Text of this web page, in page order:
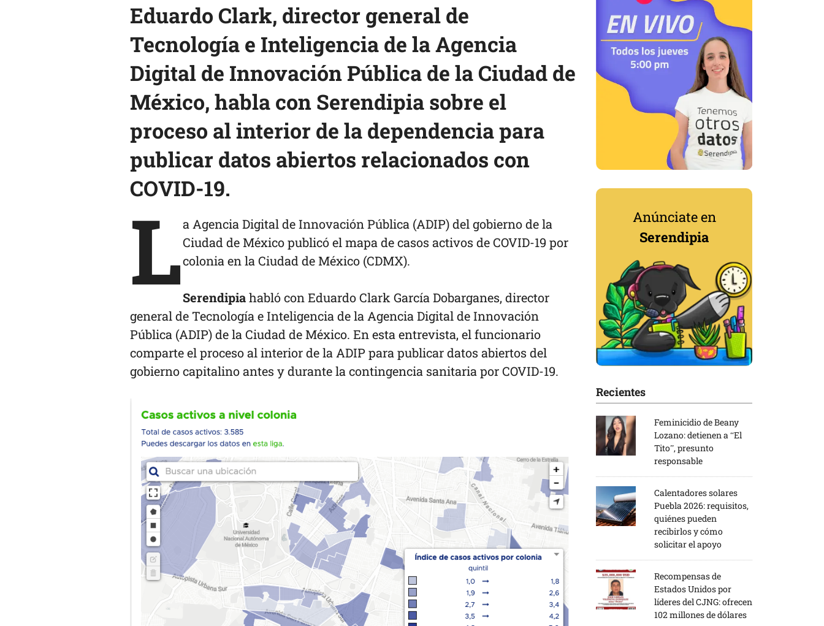
Eduardo Clark, director general de
Tecnología e Inteligencia de laAgencia
Digital de Innovación Pública de la Ciudad de
México, habla con Serendipia sobre el
proceso al interior de la dependencia para
publicar datos abiertos relacionados con
COVID-19.
La Agencia Digital de Innovación Pública (ADIP) del gobierno de la
Ciudad de México publicó el mapa de casos activos de COVID-19 por
colonia en la Ciudad de México (CDMX).
Serendipiahabló con Eduardo Clark García Dobarganes, director
general de Tecnología e Inteligencia de la Agencia Digital de Innovación
Pública (ADIP) de la Ciudad de México. En esta entrevista, el funcionario
comparte el proceso al interior de la ADIP para publicar datos abiertos del
gobierno capitalino antes y durante la contingencia sanitaria por COVID-19.
Anúnciate en
Serendipia
Recientes
Feminicidio de Beany
Lozano: detienen a “El
Tito”, presunto
responsable
Calentadores solares
Puebla 2026: requisitos,
quiénes pueden
recibirlos y cómo
solicitar el apoyo
Recompensas de
Estados Unidos por
líderes del CJNG: ofrecen
102 millones de dólares